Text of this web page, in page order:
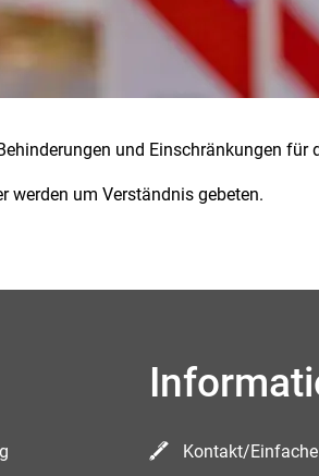
und Einschränkungen für
werden um Verständnis gebeten.
Kontakt/